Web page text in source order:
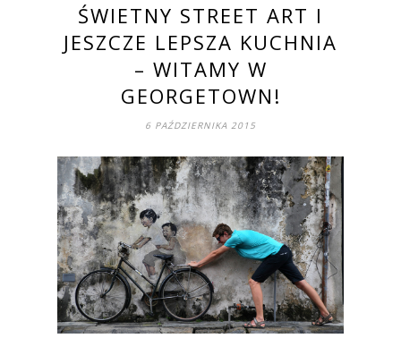
ŚWIETNY STREET ART I
JESZCZE LEPSZA KUCHNIA
– WITAMY W
GEORGETOWN!
6 PAŹDZIERNIKA 2015